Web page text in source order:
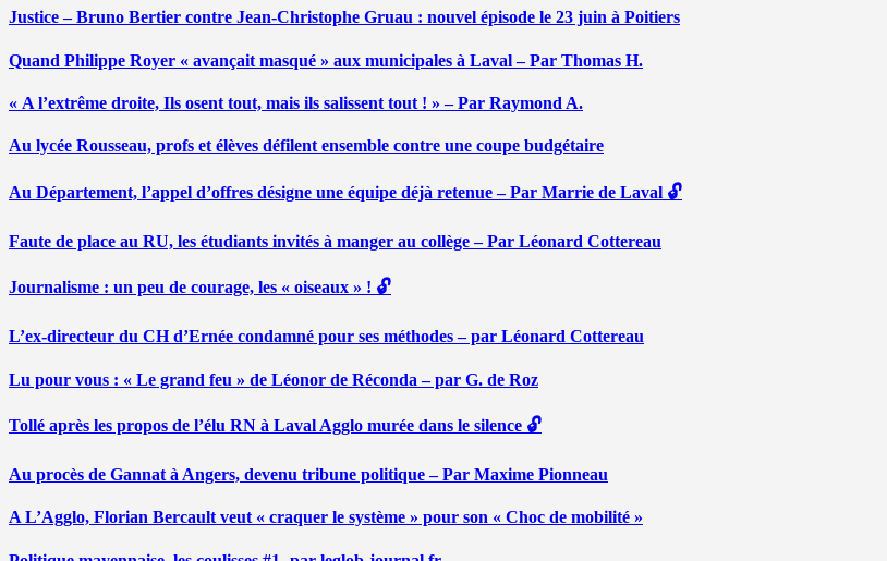
Justice – Bruno Bertier contre Jean-Christophe Gruau : nouvel épisode le 23 juin à Poitiers
Quand Philippe Royer « avançait masqué » aux municipales à Laval – Par Thomas H.
« A l’extrême droite, Ils osent tout, mais ils salissent tout ! » – Par Raymond A.
Au lycée Rousseau, profs et élèves défilent ensemble contre une coupe budgétaire
Au Département, l’appel d’offres désigne une équipe déjà retenue – Par Marrie de Laval 🔓
Faute de place au RU, les étudiants invités à manger au collège – Par Léonard Cottereau
Journalisme : un peu de courage, les « oiseaux » ! 🔓
L’ex-directeur du CH d’Ernée condamné pour ses méthodes – par Léonard Cottereau
Lu pour vous : « Le grand feu » de Léonor de Réconda – par G. de Roz
Tollé après les propos de l’élu RN à Laval Agglo murée dans le silence 🔓
Au procès de Gannat à Angers, devenu tribune politique – Par Maxime Pionneau
A L’Agglo, Florian Bercault veut « craquer le système » pour son « Choc de mobilité »